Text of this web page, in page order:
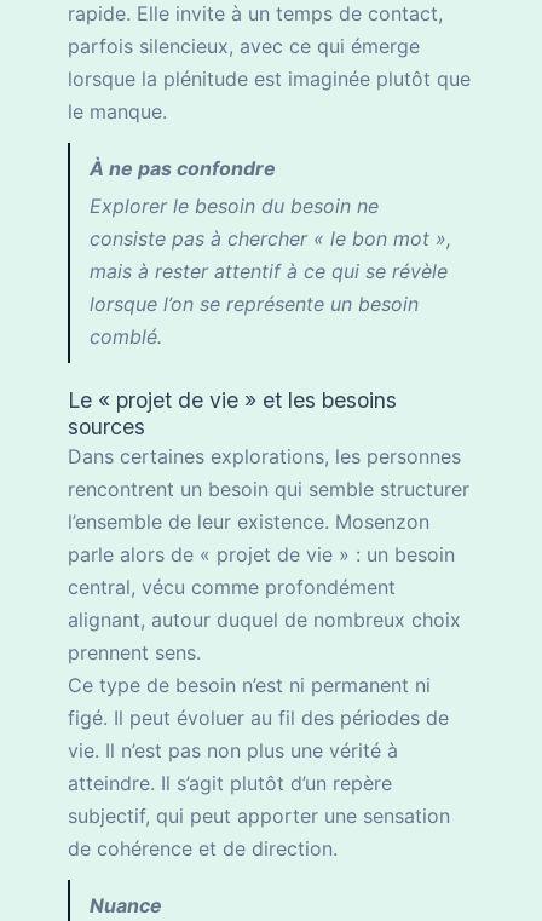
rapide. Elle invite à un temps de contact,
parfois silencieux, avec ce qui émerge
lorsque la plénitude est imaginée plutôt que
le manque.
À ne pas confondre
Explorer le besoin du besoin ne
consiste pas à chercher « le bon mot »,
mais à rester attentif à ce qui se révèle
lorsque l’on se représente un besoin
comblé.
Le « projet de vie » et les besoins
sources
Dans certaines explorations, les personnes
rencontrent un besoin qui semble structurer
l’ensemble de leur existence. Mosenzon
parle alors de « projet de vie » : un besoin
central, vécu comme profondément
alignant, autour duquel de nombreux choix
prennent sens.
Ce type de besoin n’est ni permanent ni
figé. Il peut évoluer au fil des périodes de
vie. Il n’est pas non plus une vérité à
atteindre. Il s’agit plutôt d’un repère
subjectif, qui peut apporter une sensation
de cohérence et de direction.
Nuance